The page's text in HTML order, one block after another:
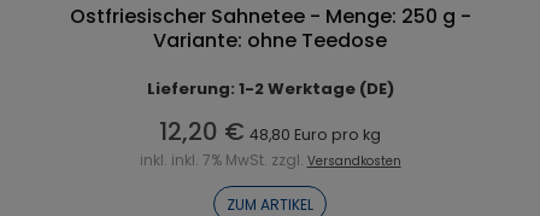
Ostfriesischer Sahnetee - Menge: 250 g -
Variante: ohne Teedose
Lieferung: 1-2 Werktage (DE)
12,20 € 48,80 Euro pro kg
inkl. inkl. 7% MwSt. zzgl. Versandkosten
ZUM ARTIKEL